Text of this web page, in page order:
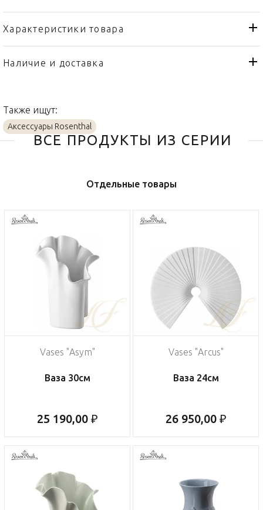
Характеристики товара
Бренд
Rosenthal
Страна производителя
Наличие и доставка
Также ищут:
Аксессуары Rosenthal
ВСЕ ПРОДУКТЫ ИЗ СЕРИИ
Отдельные товары
Vases "Asym"
Ваза 30см
25 190,00 ₽
Vases "Arcus"
Ваза 24см
26 950,00 ₽